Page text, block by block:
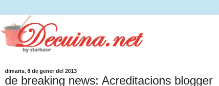
dimarts, 8 de gener del 2013
de breaking news: Acreditacions blogger